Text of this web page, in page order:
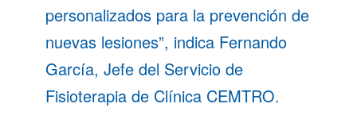
personalizados para la prevención de
nuevas lesiones”, indica Fernando
García, Jefe del Servicio de
Fisioterapia de Clínica CEMTRO.